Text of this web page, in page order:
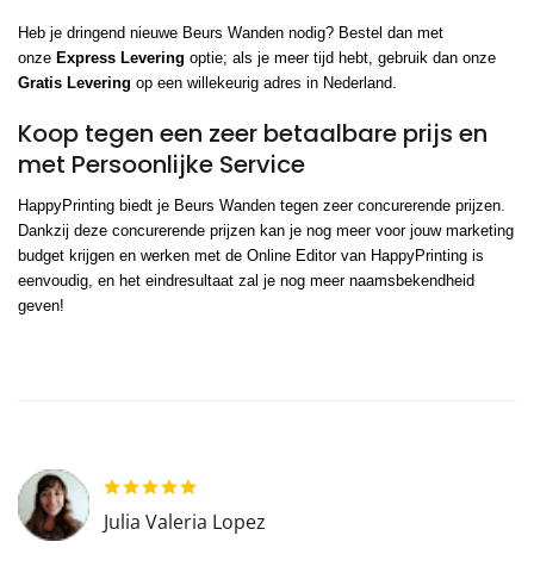
Heb je dringend nieuwe Beurs Wanden nodig? Bestel dan met
onze Express Levering optie; als je meer tijd hebt, gebruik dan onze
Gratis Levering op een willekeurig adres in Nederland.
Koop tegen een zeer betaalbare prijs en
met Persoonlijke Service
HappyPrinting biedt je Beurs Wanden tegen zeer concurerende prijzen.
Dankzij deze concurerende prijzen kan je nog meer voor jouw marketing
budget krijgen en werken met de Online Editor van HappyPrinting is
eenvoudig, en het eindresultaat zal je nog meer naamsbekendheid
geven!
Julia Valeria Lopez